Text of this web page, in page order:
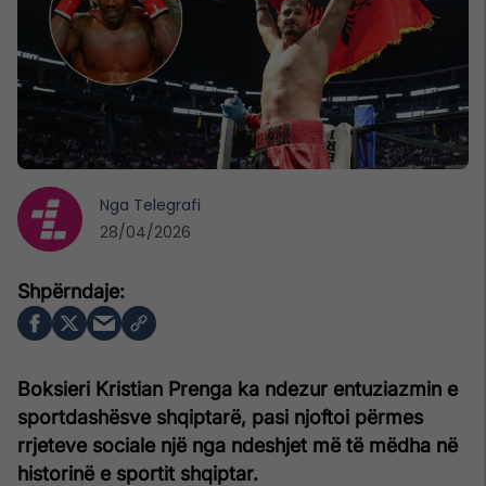
Boksieri Kristian Prenga ka ndezur entuziazmin e
sportdashësve shqiptarë, pasi njoftoi përmes
rrjeteve sociale një nga ndeshjet më të mëdha në
historinë e sportit shqiptar.
Nga Telegrafi
28/04/2026